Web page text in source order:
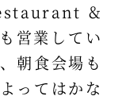
&
営業してい
朝食会場も
ってはかな